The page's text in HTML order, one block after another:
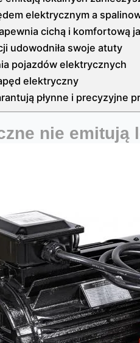
elektrycznym a
cichą i komfortową
udowodniła swoje atuty
pojazdów elektrycznych
elektryczny
płynne i precyzyjne
nie emitują